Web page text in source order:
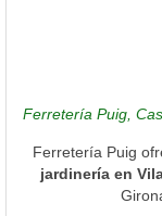
Ferretería Puig,
Ferretería Puig
jardinería en